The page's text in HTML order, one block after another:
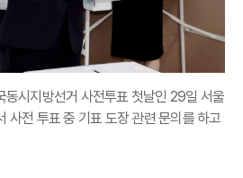
동시지방선거 사전투표 첫날인 29일 서울
사전 투표 중 기표 도장 관련 문의를 하고